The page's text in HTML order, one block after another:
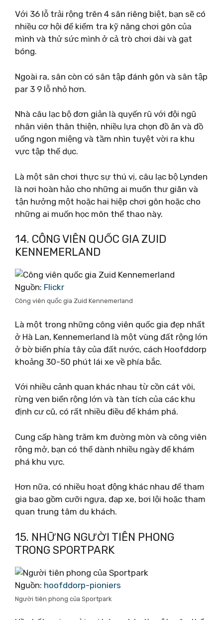
Với 36 lỗ trải rộng trên 4 sân riêng biệt, bạn sẽ có
nhiều cơ hội để kiểm tra kỹ năng chơi gôn của
mình và thử sức mình ở cả trò chơi dài và gạt
bóng.
Ngoài ra, sân còn có sân tập đánh gôn và sân tập
par 3 9 lỗ nhỏ hơn.
Nhà câu lạc bộ đơn giản là quyến rũ với đội ngũ
nhân viên thân thiện, nhiều lựa chọn đồ ăn và đồ
uống ngon miệng và tầm nhìn tuyệt vời ra khu
vực tập thể dục.
Là một sân chơi thực sự thú vị, câu lạc bộ Lynden
là nơi hoàn hảo cho những ai muốn thư giãn và
tận hưởng một hoặc hai hiệp chơi gôn hoặc cho
những ai muốn học môn thể thao này.
14. CÔNG VIÊN QUỐC GIA ZUID
KENNEMERLAND
Nguồn: Flickr
Công viên quốc gia Zuid Kennemerland
Là một trong những công viên quốc gia đẹp nhất
ở Hà Lan, Kennemerland là một vùng đất rộng lớn
ở bờ biển phía tây của đất nước, cách Hoofddorp
khoảng 30-50 phút lái xe về phía bắc.
Với nhiều cảnh quan khác nhau từ cồn cát vôi,
rừng ven biển rộng lớn và tàn tích của các khu
định cư cũ, có rất nhiều điều để khám phá.
Cung cấp hàng trăm km đường mòn và công viên
rộng mở, bạn có thể dành nhiều ngày để khám
phá khu vực.
Hơn nữa, có nhiều hoạt động khác nhau để tham
gia bao gồm cưỡi ngựa, đạp xe, bơi lội hoặc tham
quan trung tâm du khách.
15. NHỮNG NGƯỜI TIÊN PHONG
TRONG SPORTPARK
Nguồn: hoofddorp-pioniers
Người tiên phong của Sportpark